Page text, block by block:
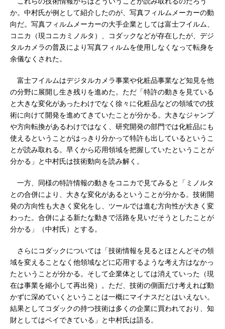
か。中村氏が例として紹介したのが、写真フィルムメーカーの動
向だ。写真フィルムメーカーの大手企業としては富士フイルム、
コニカ（現コニカミノルタ）、コダックなどが存在したが、デジ
タルカメラの普及により写真フィルムを使用しなくなって転身を
余儀なくされた。
富士フイルムはデジタルカメラ事業や化粧品事業など知見を他
の分野に展開し生き残りを進めた。ただ「特許の動きを見ている
と大きな変化があったわけでなく徐々に化粧品などの領域での技
術に向けて開発を進めてきていたことが分かる。大きなジャンプ
や方向転換があるわけではなく、研究開発の部門では化粧品にも
使えるということがはっきり分かって特許も出しているというこ
とが読み取れる。早くから応用領域を把握していたということが
分かる」と中村氏は技術動向を読み解く。
一方、同様の特許情報の動きをコニカで見てみると「ミノルタ
との合併により、大きな変化があるということが分かる。技術開
発の方向性も大きく変化をし、ツールでは進む方向性が大きく変
わった。合併による新たな動きで活路を見いだそうとしたことが
分かる」（中村氏）とする。
さらにコダックについては「技術情報を見るとほとんどその領
域を変えることなく他領域などに応用するような考え方はなかっ
たということが分かる。そして企業体としては消えていった（現
在は事業を縮小して再出発）。ただ、技術の側面だけ考えれば動
かずに深めていくということは一概にマイナスだとはいえない。
結果としてコダックの持つ技術は多くの企業に買われており、知
財としてはペイできている」と中村氏は語る。